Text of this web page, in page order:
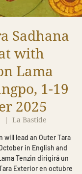
Sadhana
with
Lama
1-19
2025
  |
La Bastide
will lead an Outer Tara
in English and
Tenzin dirigirá un
Exterior en octubre